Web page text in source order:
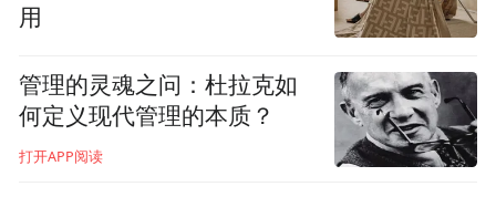
▲中国文联副主席、浙江省文联主席、中国
美术学院学术委员会主任 许江 致辞并宣布展
览开幕
用
管理的灵魂之问：杜拉克如
何定义现代管理的本质？
打开APP阅读